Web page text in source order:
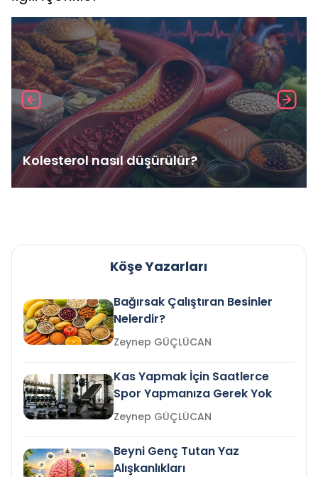
Kolesterol nasıl düşürülür?
Köşe Yazarları
Bağırsak Çalıştıran Besinler
Nelerdir?
Zeynep GÜÇLÜCAN
Kas Yapmak İçin Saatlerce
Spor Yapmanıza Gerek Yok
Zeynep GÜÇLÜCAN
Beyni Genç Tutan Yaz
Alışkanlıkları